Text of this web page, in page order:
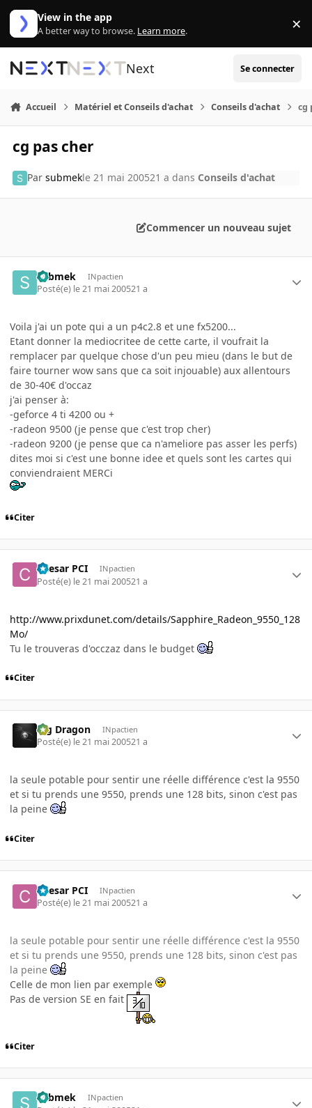
Aller au contenu
View in the app
A better way to browse. Learn more. ×
Next Se connecter
Accueil Matériel et Conseils d'achat Conseils d'achat cg
cg pas cher
Parsubmekle 21 mai 200521 a dans Conseils d'achat
Commencer un nouveau sujet
submek INpactien
Posté(e) le 21 mai 200521 a
Voila j'ai un pote qui a un p4c2.8 et une fx5200...
Etant donner la mediocritee de cette carte, il voufrait la
remplacer par quelque chose d'un peu mieu (dans le but de
faire tourner wow sans que ca soit injouable) aux allentours
de 30-40€ d'occaz
j'ai penser à:
-geforce 4 ti 4200 ou +
-radeon 9500 (je pense que c'est trop cher)
-radeon 9200 (je pense que ca n'ameliore pas asser les perfs)
dites moi si c'est une bonne idee et quels sont les cartes qui
conviendraient MERCi
Citer
Caesar PCI INpactien
Posté(e) le 21 mai 200521 a
http://www.prixdunet.com/details/Sapphire_Radeon_9550_128
Mo/
Tu le trouveras d'occzaz dans le budget
Citer
Big Dragon INpactien
Posté(e) le 21 mai 200521 a
la seule potable pour sentir une réelle différence c'est la 9550
et si tu prends une 9550, prends une 128 bits, sinon c'est pas
la peine
Citer
Caesar PCI INpactien
Posté(e) le 21 mai 200521 a
la seule potable pour sentir une réelle différence c'est la 9550
et si tu prends une 9550, prends une 128 bits, sinon c'est pas
la peine
Celle de mon lien par exemple
Pas de version SE en fait
Citer
submek INpactien